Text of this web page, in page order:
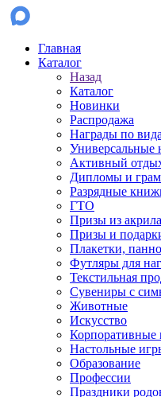
Главная
Каталог
Назад
Каталог
Новинки
Распродажа
Награды по
Универсальные
Активный
Дипломы и
Разрядные
ГТО
Призы из акрила
Призы и
Плакетки,
Футляры для
Текстильная
Сувениры с
Животные
Искусство
Корпоративные
Настольные
Образование
Профессии
Праздники